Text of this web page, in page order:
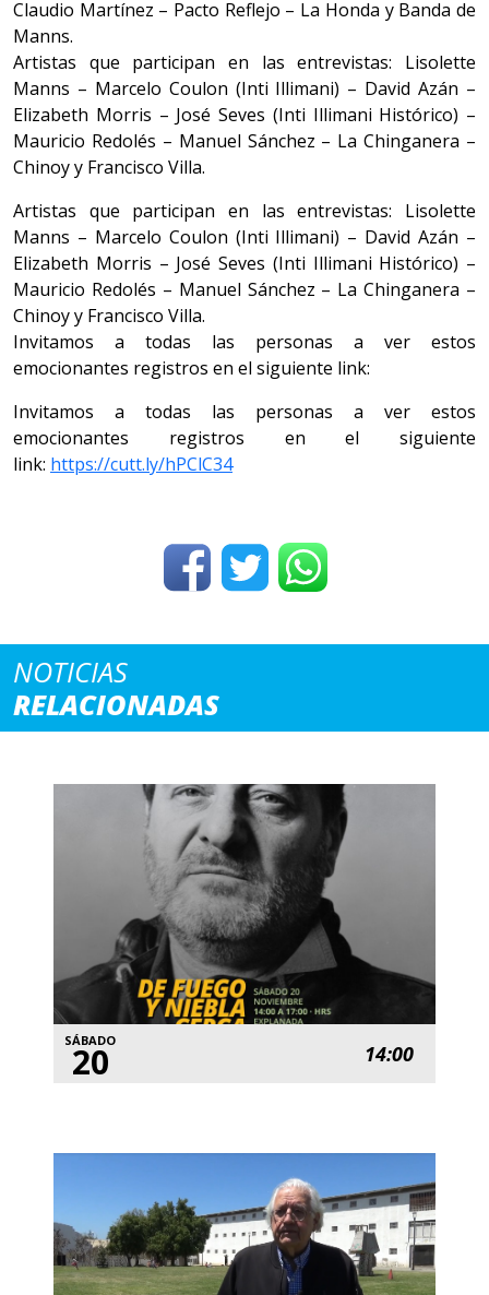
Claudio Martínez – Pacto Reflejo – La Honda y Banda de
Manns.
Artistas que participan en las entrevistas: Lisolette
Manns – Marcelo Coulon (Inti Illimani) – David Azán –
Elizabeth Morris – José Seves (Inti Illimani Histórico) –
Mauricio Redolés – Manuel Sánchez – La Chinganera –
Chinoy y Francisco Villa.
Artistas que participan en las entrevistas: Lisolette
Manns – Marcelo Coulon (Inti Illimani) – David Azán –
Elizabeth Morris – José Seves (Inti Illimani Histórico) –
Mauricio Redolés – Manuel Sánchez – La Chinganera –
Chinoy y Francisco Villa.
Invitamos a todas las personas a ver estos
emocionantes registros en el siguiente link:
Invitamos a todas las personas a ver estos
emocionantes registros en el siguiente
link: https://cutt.ly/hPClC34
NOTICIAS
RELACIONADAS
SÁBADO
20 14:00